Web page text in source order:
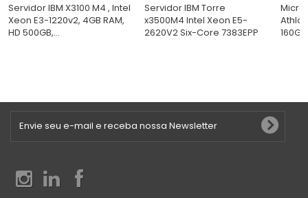
Servidor IBM X3100 M4 , Intel
Xeon E3-1220v2, 4GB RAM,
HD 500GB,...
Servidor IBM Torre
x3500M4 Intel Xeon E5-
2620V2 Six-Core 7383EPP
Athlon